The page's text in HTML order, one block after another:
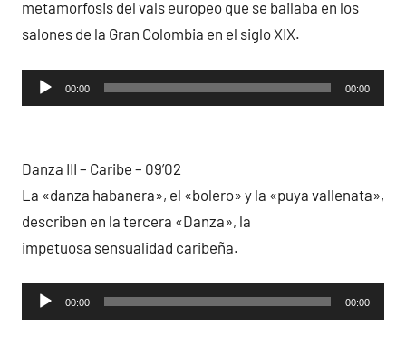
metamorfosis del vals europeo que se bailaba en los
salones de la Gran Colombia en el siglo XIX.
Reproductor
de
00:00 00:00
Danza III – Caribe – 09’02
La «danza habanera», el «bolero» y la «puya vallenata»,
describen en la tercera «Danza», la
impetuosa sensualidad caribeña.
Reproductor
de
00:00 00:00